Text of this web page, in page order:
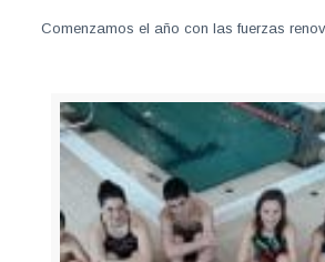
Comenzamos el año con las fuerzas